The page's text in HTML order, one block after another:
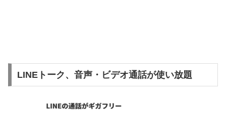
LINEトーク、音声・ビデオ通話が使い放題